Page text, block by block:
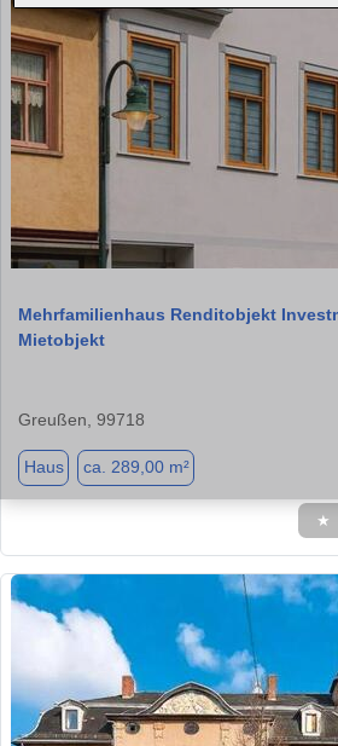
Mehrfamilienhaus Renditobjekt
Mietobjekt
Greußen, 99718
Haus ca. 289,00 m²
★